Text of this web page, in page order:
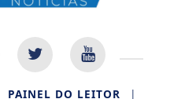
PAINEL DO LEITOR |